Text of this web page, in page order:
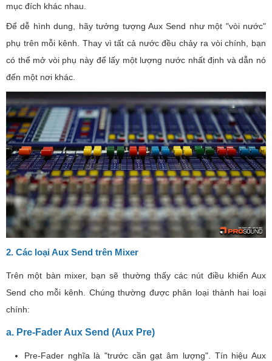
mục đích khác nhau.
Để dễ hình dung, hãy tưởng tượng Aux Send như một "vòi nước"
phụ trên mỗi kênh. Thay vì tất cả nước đều chảy ra vòi chính, bạn
có thể mở vòi phụ này để lấy một lượng nước nhất định và dẫn nó
đến một nơi khác.
2. Các loại Aux Send trên Mixer
Trên một bàn mixer, bạn sẽ thường thấy các nút điều khiển Aux
Send cho mỗi kênh. Chúng thường được phân loại thành hai loại
chính:
a. Pre-Fader Aux Send (Aux Pre)
Pre-Fader nghĩa là "trước cần gạt âm lượng". Tín hiệu Aux